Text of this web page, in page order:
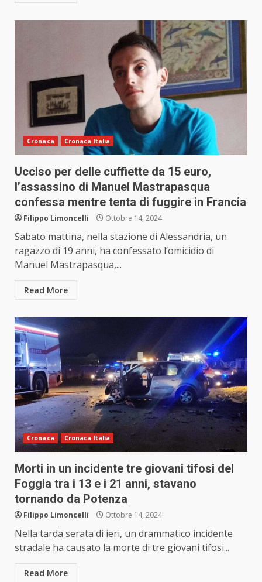
Cronaca Cronaca Italia
Ucciso per delle cuffiette da 15 euro,
l’assassino di Manuel Mastrapasqua
confessa mentre tenta di fuggire in Francia
Filippo Limoncelli Ottobre 14, 2024
Sabato mattina, nella stazione di Alessandria, un
ragazzo di 19 anni, ha confessato l’omicidio di
Manuel Mastrapasqua,...
Read More
Cronaca Cronaca Italia
Morti in un incidente tre giovani tifosi del
Foggia tra i 13 e i 21 anni, stavano
tornando da Potenza
Filippo Limoncelli Ottobre 14, 2024
Nella tarda serata di ieri, un drammatico incidente
stradale ha causato la morte di tre giovani tifosi...
Read More